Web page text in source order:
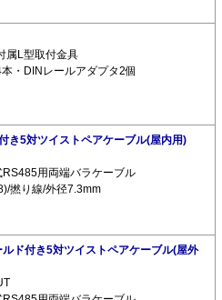
属L型取付金具
・DINレールアダプタ2個
き5対ツイストペアケーブル(屋内用)
用両端バラケーブル
撚り線/外径7.3mm
ド付き5対ツイストペアケーブル(屋外